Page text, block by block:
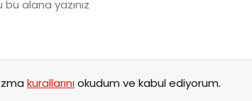
kurallarınıokudum ve kabul ediyorum.